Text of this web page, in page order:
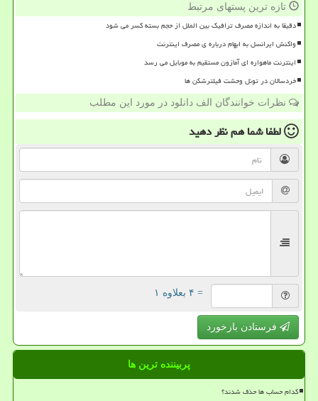
تازه ترین پستهای مرتبط
دقیقا به اندازه مصرف ترافیک بین الملل از حجم بسته کسر می شود
واکنش ایرانسل به ابهام درباره ی مصرف اینترنت
اینترنت ماهواره ای آمازون مستقیم به موبایل می رسد
خردسالان در تونل وحشت فیلترشکن ها
نظرات خوانندگان الف دانلود در مورد این مطلب
لطفا شما همنظر دهید
= ۴ بعلاوه ۱
فرستادن بازخورد
پربیننده ترین ها
کدام حساب ها حذف شدند؟